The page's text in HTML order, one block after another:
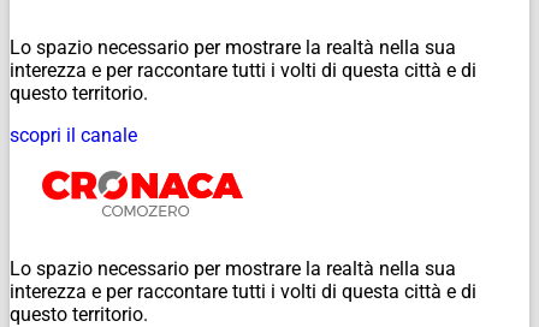
Lo spazio necessario per mostrare la realtà nella sua
interezza e per raccontare tutti i volti di questa città e di
questo territorio.
scopri il canale
Lo spazio necessario per mostrare la realtà nella sua
interezza e per raccontare tutti i volti di questa città e di
questo territorio.